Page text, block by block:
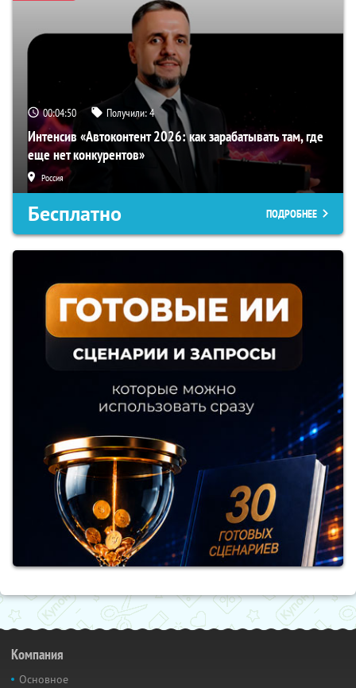
00:04:49 Получили:4
Интенсив «Автоконтент 2026: как зарабатывать там, где
еще нет конкурентов»
Россия
Бесплатно ПОДРОБНЕЕ
Компания
Основное